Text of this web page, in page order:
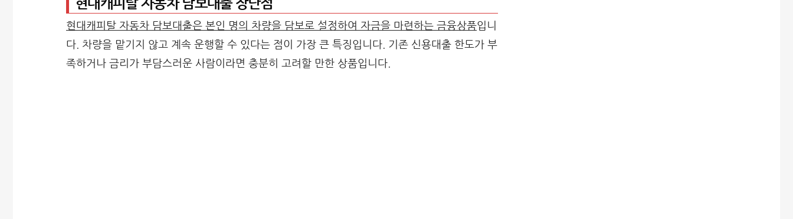
현대캐피탈 자동차 담보대출 장단점
현대캐피탈 자동차 담보대출은 본인 명의 차량을 담보로 설정하여 자금을 마련하는 금융상품입니
다. 차량을 맡기지 않고 계속 운행할 수 있다는 점이 가장 큰 특징입니다. 기존 신용대출 한도가 부
족하거나 금리가 부담스러운 사람이라면 충분히 고려할 만한 상품입니다.